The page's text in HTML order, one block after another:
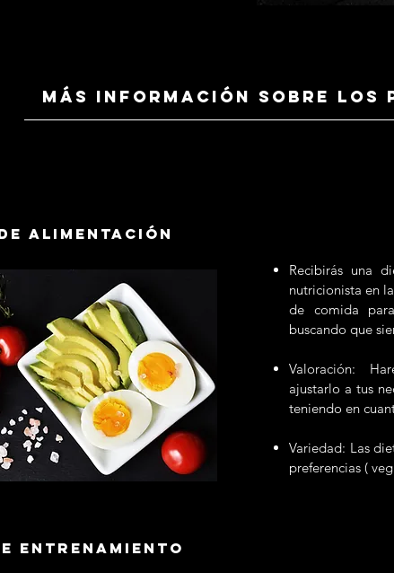
MÁS INFORMación sobre los
ALIMENTACIÓN
Recibirás una
nutricionista en
de comida
buscando que
Valoración:
ajustarlo a tus
teniendo en
Variedad: Las
preferencias (
ENTRENAMIENTO